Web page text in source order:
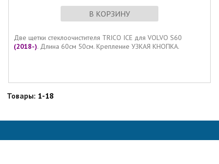
В КОРЗИНУ
Две щетки стеклоочистителя TRICO ICE для VOLVO S60
(2018-). Длина 60см 50см. Крепление УЗКАЯ КНОПКА.
Товары: 1-18